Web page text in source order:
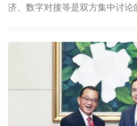
济、数字对接等是双方集中讨论